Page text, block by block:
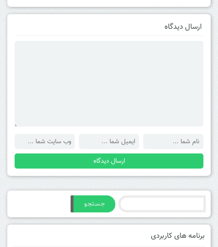
ارسال دیدگاه
جستجو
برنامه های کاربردی